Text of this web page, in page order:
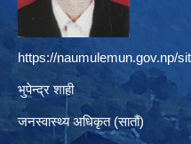
https://naumulemun.gov.np/
भुपेन्द्र शाही
जनस्वास्थ्य अधिकृत (सातौं)